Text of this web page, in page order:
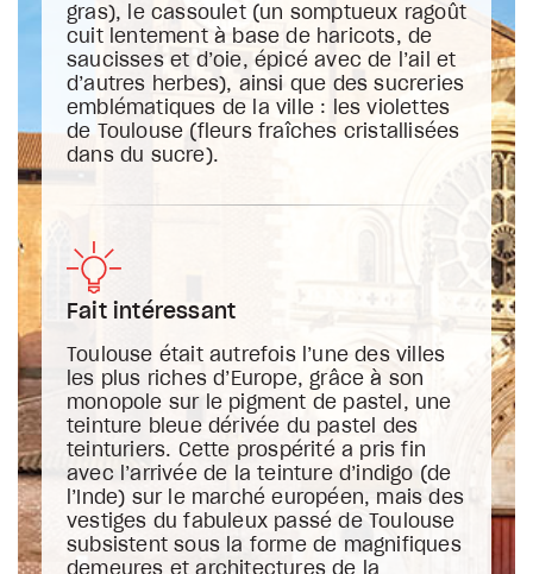
gras), le cassoulet (un somptueux ragoût
cuit lentement à base de haricots, de
saucisses et d’oie, épicé avec de l’ail et
d’autres herbes), ainsi que des sucreries
emblématiques de la ville : les violettes
de Toulouse (fleurs fraîches cristallisées
dans du sucre).
Fait intéressant
Toulouse était autrefois l’une des villes
les plus riches d’Europe, grâce à son
monopole sur le pigment de pastel, une
teinture bleue dérivée du pastel des
teinturiers. Cette prospérité a pris fin
avec l’arrivée de la teinture d’indigo (de
l’Inde) sur le marché européen, mais des
vestiges du fabuleux passé de Toulouse
subsistent sous la forme de magnifiques
demeures et architectures de la